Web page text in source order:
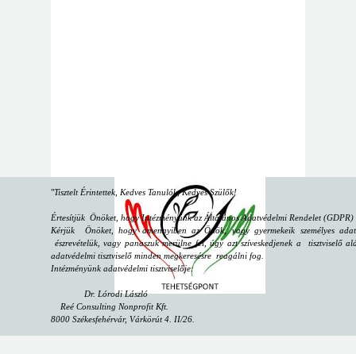
"Tisztelt Érintettek, Kedves Tanulók, Kedves Szülők!
Értesítjük Önöket, hogy Intézményünk az Általános Adatvédelmi Rendelet
Kérjük Önöket, hogy amennyiben az Önök, vagy gyermekeik személyes
észrevételük, vagy panaszuk merülne fel, úgy azt szíveskedjenek a tisztviselő
adatvédelmi tisztviselő minden megkeresésre reagálni fog.
Intézményünk adatvédelmi tisztviselője:
Dr. Lórodi László
Reé Consulting Nonprofit Kft.
8000 Székesfehérvár, Várkörút 4. II/26.